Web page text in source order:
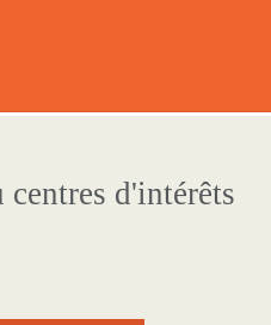
centres d'intérêts